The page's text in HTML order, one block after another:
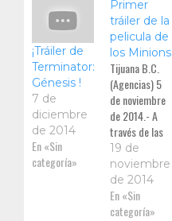
¡Tráiler de
Terminator:
Génesis !
7 de
diciembre
de 2014
En «Sin
categoría»
Primer
tráiler de la
pelicula de
los Minions
Tijuana B.C.
(Agencias) 5
de noviembre
de 2014.- A
través de las
redes sociales
se dio a
conocer el
primer tráiler
de la película
19 de
noviembre
de 2014
En «Sin
categoría»